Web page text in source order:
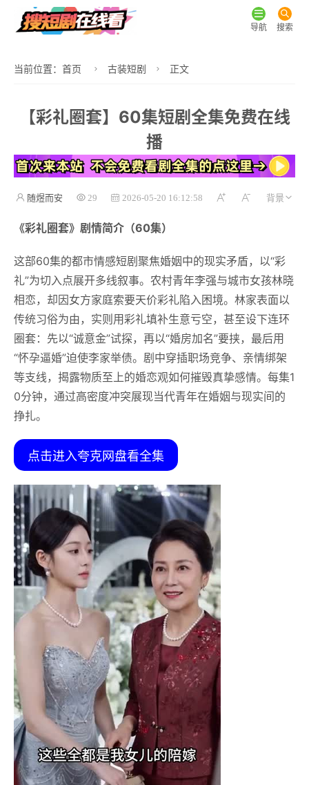
导航 搜索
当前位置： 首页 古装短剧 正文
【彩礼圈套】60集短剧全集免费在线
播
随煜而安 29 2026-05-20 16:12:58
《彩礼圈套》剧情简介（60集）
这部60集的都市情感短剧聚焦婚姻中的现实矛盾，以“彩
礼”为切入点展开多线叙事。农村青年李强与城市女孩林晓
相恋，却因女方家庭索要天价彩礼陷入困境。林家表面以
传统习俗为由，实则用彩礼填补生意亏空，甚至设下连环
圈套：先以“诚意金”试探，再以“婚房加名”要挟，最后用
“怀孕逼婚”迫使李家举债。剧中穿插职场竞争、亲情绑架
等支线，揭露物质至上的婚恋观如何摧毁真挚感情。每集1
0分钟，通过高密度冲突展现当代青年在婚姻与现实间的
挣扎。
点击进入夸克网盘看全集